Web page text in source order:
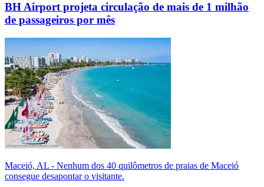
BH Airport projeta circulação de mais de 1 milhão
de passageiros por mês
Maceió, AL - Nenhum dos 40 quilômetros de praias de Maceió
consegue desapontar o visitante.